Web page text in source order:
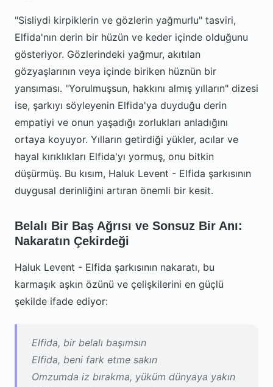
"Sisliydi kirpiklerin ve gözlerin yağmurlu" tasviri,
Elfida'nın derin bir hüzün ve keder içinde olduğunu
gösteriyor. Gözlerindeki yağmur, akıtılan
gözyaşlarının veya içinde biriken hüznün bir
yansıması. "Yorulmuşsun, hakkını almış yılların" dizesi
ise, şarkıyı söyleyenin Elfida'ya duyduğu derin
empatiyi ve onun yaşadığı zorlukları anladığını
ortaya koyuyor. Yılların getirdiği yükler, acılar ve
hayal kırıklıkları Elfida'yı yormuş, onu bitkin
düşürmüş. Bu kısım, Haluk Levent - Elfida şarkısının
duygusal derinliğini artıran önemli bir kesit.
Belalı Bir Baş Ağrısı ve Sonsuz Bir Anı:
Nakaratın Çekirdeği
Haluk Levent - Elfida şarkısının nakaratı, bu
karmaşık aşkın özünü ve çelişkilerini en güçlü
şekilde ifade ediyor:
Elfida, bir belalı başımsın
Elfida, beni fark etme sakın
Omzumda iz bırakma, yüküm dünyaya yakın